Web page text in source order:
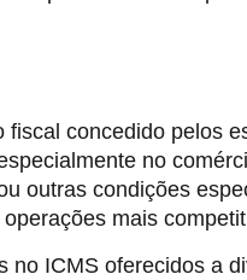
concedido pelos
no
outras condições
mais
no ICMS oferecidos a